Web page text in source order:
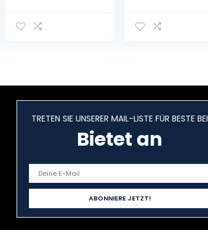
Ausgezeichnet
of the Last 10
Years
8. August 2021
Taschenbuch –
TRETEN SIE UNSERER MAIL-LISTE FÜR BESTE BEI
Bietet an